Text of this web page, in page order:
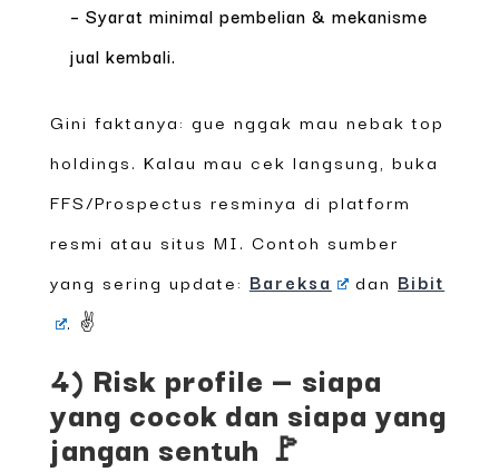
– Syarat minimal pembelian & mekanisme
jual kembali.
Gini faktanya: gue nggak mau nebak top
holdings. Kalau mau cek langsung, buka
FFS/Prospectus resminya di platform
resmi atau situs MI. Contoh sumber
yang sering update: Bareksa dan Bibit
. ✌️
4) Risk profile — siapa
yang cocok dan siapa yang
jangan sentuh 🚩